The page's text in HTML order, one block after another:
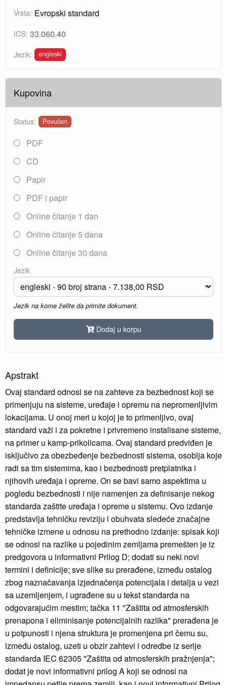
Vrsta: Evropski standard
ICS: 33.060.40
Jezik: engleski
Kupovina
Status: Povučen
PDF
CD
Papir
PDF i papir
Online čitanje 1 dan
Online čitanje 5 dana
Online čitanje 30 dana
Jezik
Jezik na kome želite da primite dokument.
Dodaj u korpu
Apstrakt
Ovaj standard odnosi se na zahteve za bezbednost koji se
primenjuju na sisteme, uređaje i opremu na nepromenljivim
lokacijama. U onoj meri u kojoj je to primenljivo, ovaj
standard važi i za pokretne i privremeno instalisane sisteme,
na primer u kamp-prikolicama. Ovaj standard predviđen je
isključivo za obezbeđenje bezbednosti sistema, osoblja koje
radi sa tim sistemima, kao i bezbednosti pretplatnika i
njihovih uređaja i opreme. On se bavi samo aspektima u
pogledu bezbednosti i nije namenjen za definisanje nekog
standarda zaštite uređaja i opreme u sistemu. Ovo izdanje
predstavlja tehničku reviziju i obuhvata sledeće značajne
tehničke izmene u odnosu na prethodno izdanje: spisak koji
se odnosi na razlike u pojedinim zemljama premešten je iz
predgovora u informativni Prilog D; dodati su neki novi
termini i definicije; sve slike su prerađene, između ostalog
zbog naznačavanja izjednačenja potencijala i detalja u vezi
sa uzemljenjem, i ugrađene su u tekst standarda na
odgovarajućim mestim; tačka 11 "Zaštita od atmosferskih
prenapona i eliminisanje potencijalnih razlika" prerađena je
u potpunosti i njena struktura je promenjena pri čemu su,
između ostalog, uzeti u obzir zahtevi i odredbe iz serije
standarda IEC 62305 "Zaštita od atmosferskih pražnjenja";
dodat je novi informativni prilog A koji se odnosi na